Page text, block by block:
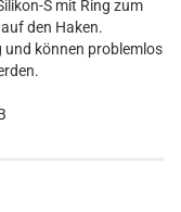
S mit Ring zum
den Haken.
und können problemlos